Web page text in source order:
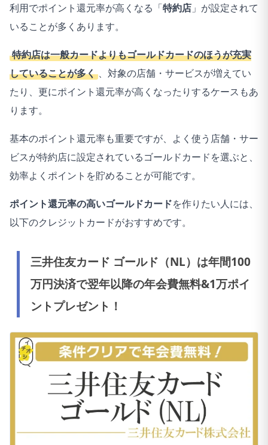
利用でポイント還元率が高くなる「特約店 」が設定されて
いることが多くあります。
特約店は一般カードよりもゴールドカードのほうが充実
していることが多く 、対象の店舗・サービスが増えてい
たり、更にポイント還元率が高くなったりするケースもあ
ります。
基本のポイント還元率も重要ですが、よく使う店舗・サー
ビスが特約店に設定されているゴールドカードを選ぶと、
効率よくポイントを貯めることが可能です。
ポイント還元率の高いゴールドカードを作りたい人には、
以下のクレジットカードがおすすめです。
三井住友カード ゴールド（NL）は年間100
万円決済で翌年以降の年会費無料&1万ポイ
ントプレゼント！